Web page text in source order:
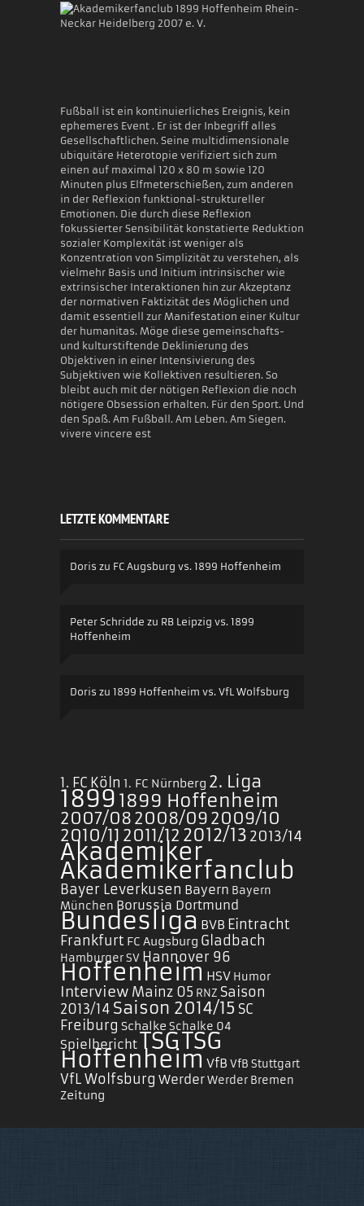
Akademikerfanclub 1899 Hoffenheim Rhein-
Neckar Heidelberg 2007 e. V.
Fußball ist ein kontinuierliches Ereignis, kein
ephemeres Event . Er ist der Inbegriff alles
Gesellschaftlichen. Seine multidimensionale
ubiquitäre Heterotopie verifiziert sich zum
einen auf maximal 120 x 80 m sowie 120
Minuten plus Elfmeterschießen, zum anderen
in der Reflexion funktional-struktureller
Emotionen. Die durch diese Reflexion
fokussierter Sensibilität konstatierte Reduktion
sozialer Komplexität ist weniger als
Konzentration von Simplizität zu verstehen, als
vielmehr Basis und Initium intrinsischer wie
extrinsischer Interaktionen hin zur Akzeptanz
der normativen Faktizität des Möglichen und
damit essentiell zur Manifestation einer Kultur
der humanitas. Möge diese gemeinschafts-
und kulturstiftende Deklinierung des
Objektiven in einer Intensivierung des
Subjektiven wie Kollektiven resultieren. So
bleibt auch mit der nötigen Reflexion die noch
nötigere Obsession erhalten. Für den Sport. Und
den Spaß. Am Fußball. Am Leben. Am Siegen.
vivere vincere est
LETZTE KOMMENTARE
Doris zu FC Augsburg vs. 1899 Hoffenheim
Peter Schridde zu RB Leipzig vs. 1899
Hoffenheim
Doris zu 1899 Hoffenheim vs. VfL Wolfsburg
1. FC Köln 1. FC Nürnberg 2. Liga
1899 1899 Hoffenheim
2007/082008/092009/10
2010/11 2011/12 2012/13 2013/14
Akademiker
Akademikerfanclub
Bayer Leverkusen Bayern Bayern
München Borussia Dortmund
Bundesliga BVB Eintracht
Frankfurt FC Augsburg Gladbach
Hamburger SV Hannover 96
Hoffenheim HSV Humor
Interview Mainz 05 RNZ Saison
2013/14 Saison 2014/15 SC
Freiburg Schalke Schalke 04
SpielberichtTSGTSG
Hoffenheim VfB VfB Stuttgart
VfL Wolfsburg WerderWerder Bremen
Zeitung